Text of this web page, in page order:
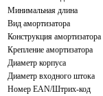
Минимальная длина
Вид амортизатора
Конструкция амортизатора
Крепление амортизатора
Диаметр корпуса
Диаметр входного штока
Номер EAN/Штрих-код